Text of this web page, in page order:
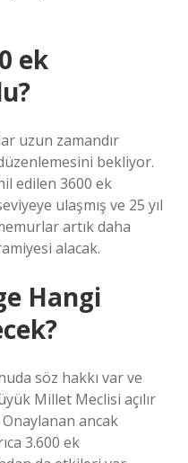
ek
uzun zamandır
bekliyor.
edilen 3600 ek
ulaşmış ve 25 yıl
artık daha
alacak.
Hangi
söz hakkı var ve
Millet Meclisi açılır
Onaylanan ancak
3.600 ek